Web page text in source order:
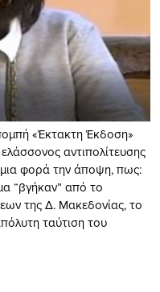
«Έκτακτη Έκδοση»
αντιπολίτευσης
μια φορά την άποψη, πως:
“βγήκαν” από το
της Δ. Μακεδονίας, το
ταύτιση του